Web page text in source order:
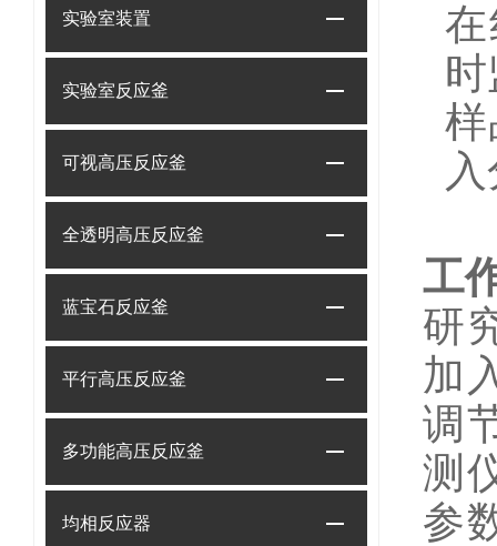
实验室装置
实验室反应釜
可视高压反应釜
全透明高压反应釜
蓝宝石反应釜
平行高压反应釜
多功能高压反应釜
均相反应器
工
研
加
调
测
参